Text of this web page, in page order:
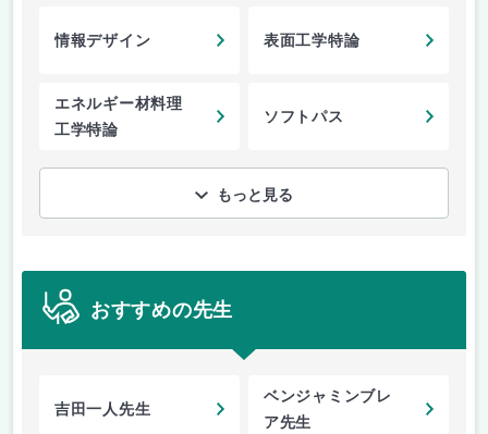
情報デザイン 表面工学特論
エネルギー材料理
工学特論
ソフトパス
もっと見る
おすすめの先生
吉田一人先生
ベンジャミンブレ
ア先生